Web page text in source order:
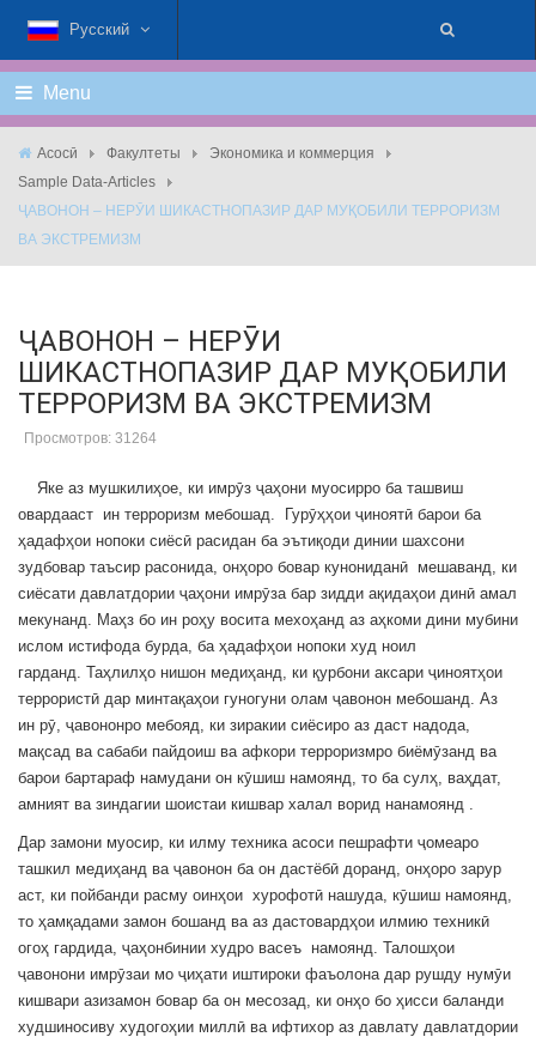
Русский
Menu
Асосӣ Факултеты
Экономика и коммерция
Sample Data-Articles
ҶАВОНОН – НЕРӮИ ШИКАСТНОПАЗИР ДАР МУҚОБИЛИ ТЕРРОРИЗМ
ВА ЭКСТРЕМИЗМ
ҶАВОНОН – НЕРӮИ
ШИКАСТНОПАЗИР ДАР МУҚОБИЛИ
ТЕРРОРИЗМ ВА ЭКСТРЕМИЗМ
Просмотров: 31264
Яке аз мушкилиҳое, ки имрӯз ҷаҳони муосирро ба ташвиш
овардааст ин терроризм мебошад. Гурӯҳҳои ҷиноятӣ барои ба
ҳадафҳои нопоки сиёсӣ расидан ба эътиқоди динии шахсони
зудбовар таъсир расонида, онҳоро бовар кунониданӣ мешаванд, ки
сиёсати давлатдории ҷаҳони имрӯза бар зидди ақидаҳои динӣ амал
мекунанд. Маҳз бо ин роҳу восита мехоҳанд аз аҳкоми дини мубини
ислом истифода бурда, ба ҳадафҳои нопоки худ ноил
гарданд. Таҳлилҳо нишон медиҳанд, ки қурбони аксари ҷиноятҳои
террористӣ дар минтақаҳои гуногуни олам ҷавонон мебошанд. Аз
ин рӯ, ҷавононро мебояд, ки зиракии сиёсиро аз даст надода,
мақсад ва сабаби пайдоиш ва афкори терроризмро биёмӯзанд ва
барои бартараф намудани он кӯшиш намоянд, то ба сулҳ, ваҳдат,
амният ва зиндагии шоистаи кишвар халал ворид нанамоянд .
Дар замони муосир, ки илму техника асоси пешрафти ҷомеаро
ташкил медиҳанд ва ҷавонон ба он дастёбӣ доранд, онҳоро зарур
аст, ки пойбанди расму оинҳои хурофотӣ нашуда, кӯшиш намоянд,
то ҳамқадами замон бошанд ва аз дастовардҳои илмию техникӣ
огоҳ гардида, ҷаҳонбинии худро васеъ намоянд. Талошҳои
ҷавонони имрӯзаи мо ҷиҳати иштироки фаъолона дар рушду нумӯи
кишвари азизамон бовар ба он месозад, ки онҳо бо ҳисси баланди
худшиносиву худогоҳии миллӣ ва ифтихор аз давлату давлатдории